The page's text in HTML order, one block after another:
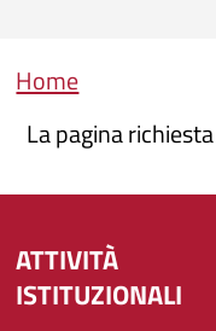
Briciole di pane
Home
La pagina
ATTIVITÀ
ISTITUZIONALI